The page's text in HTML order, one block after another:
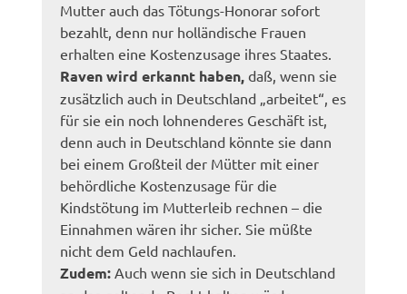
Mutter auch das Tötungs-Honorar sofort
bezahlt, denn nur holländische Frauen
erhalten eine Kostenzusage ihres Staates.
Raven wird erkannt haben, daß, wenn sie
zusätzlich auch in Deutschland „arbeitet“, es
für sie ein noch lohnenderes Geschäft ist,
denn auch in Deutschland könnte sie dann
bei einem Großteil der Mütter mit einer
behördliche Kostenzusage für die
Kindstötung im Mutterleib rechnen – die
Einnahmen wären ihr sicher. Sie müßte
nicht dem Geld nachlaufen.
Zudem:Auch wenn sie sich in Deutschland